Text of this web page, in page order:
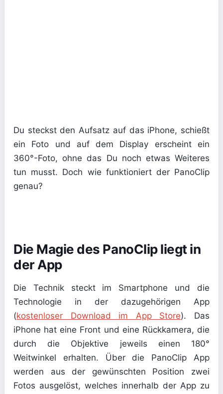
Du steckst den Aufsatz auf das iPhone, schießt
ein Foto und auf dem Display erscheint ein
360°-Foto, ohne das Du noch etwas Weiteres
tun musst. Doch wie funktioniert der PanoClip
genau?
Die Magie des PanoClip liegt in
der App
Die Technik steckt im Smartphone und die
Technologie in der dazugehörigen App
(kostenloser Download im App Store). Das
iPhone hat eine Front und eine Rückkamera, die
durch die Objektive jeweils einen 180°
Weitwinkel erhalten. Über die PanoClip App
werden aus der gewünschten Position zwei
Fotos ausgelöst, welches innerhalb der App zu